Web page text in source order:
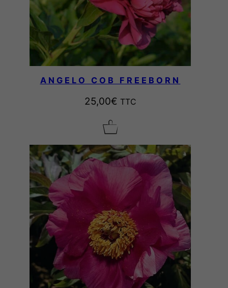
ANGELO COB FREEBORN
25,00€ TTC